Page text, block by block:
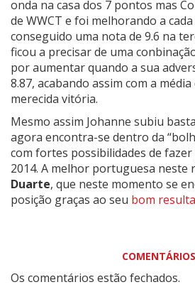
onda na casa dos 7 pontos mas
de WWCT e foi melhorando a
conseguido uma nota de 9.6 na
ficou a precisar de uma
por aumentar quando a sua
8.87, acabando assim com a média
merecida vitória.
Mesmo assim Johanne subiu
agora encontra-se dentro da
com fortes possibilidades de fazer
2014. A melhor portuguesa neste
Duarte, que neste momento se
posição graças ao seu bom
COMENTÁRIOS
Os comentários estão fechados.